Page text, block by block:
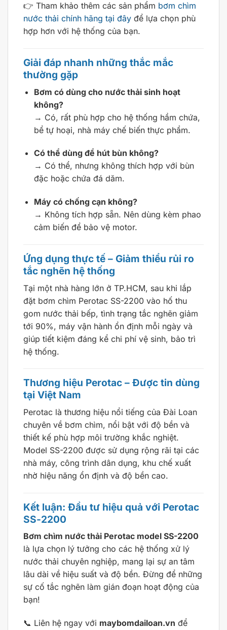
👉 Tham khảo thêm các sản phẩm bơm chìm
nước thải chính hãng tại đây để lựa chọn phù
hợp hơn với hệ thống của bạn.
Giải đáp nhanh những thắc mắc
thường gặp
Bơm có dùng cho nước thải sinh hoạt
không?
→ Có, rất phù hợp cho hệ thống hầm chứa,
bể tự hoại, nhà máy chế biến thực phẩm.
Có thể dùng để hút bùn không?
→ Có thể, nhưng không thích hợp với bùn
đặc hoặc chứa đá dăm.
Máy có chống cạn không?
→ Không tích hợp sẵn. Nên dùng kèm phao
cảm biến để bảo vệ motor.
Ứng dụng thực tế – Giảm thiểu rủi ro
tắc nghẽn hệ thống
Tại một nhà hàng lớn ở TP.HCM, sau khi lắp
đặt bơm chìm Perotac SS-2200 vào hố thu
gom nước thải bếp, tình trạng tắc nghẽn giảm
tới 90%, máy vận hành ổn định mỗi ngày và
giúp tiết kiệm đáng kể chi phí vệ sinh, bảo trì
hệ thống.
Thương hiệu Perotac – Được tin dùng
tại Việt Nam
Perotac là thương hiệu nổi tiếng của Đài Loan
chuyên về bơm chìm, nổi bật với độ bền và
thiết kế phù hợp môi trường khắc nghiệt.
Model SS-2200 được sử dụng rộng rãi tại các
nhà máy, công trình dân dụng, khu chế xuất
nhờ hiệu năng ổn định và độ bền cao.
Kết luận: Đầu tư hiệu quả với Perotac
SS-2200
Bơm chìm nước thải Perotac model SS-2200
là lựa chọn lý tưởng cho các hệ thống xử lý
nước thải chuyên nghiệp, mang lại sự an tâm
lâu dài về hiệu suất và độ bền. Đừng để những
sự cố tắc nghẽn làm gián đoạn hoạt động của
bạn!
📞 Liên hệ ngay với maybomdailoan.vn để